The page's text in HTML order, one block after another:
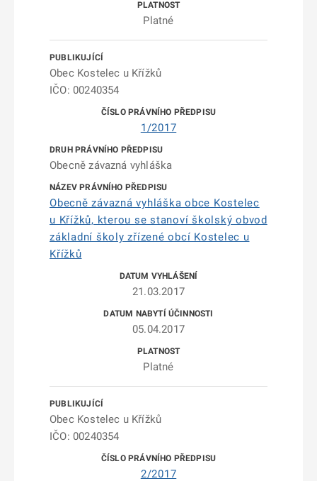
Platné
Obec Kostelec u Křížků
IČO: 00240354
1/2017
Obecně závazná vyhláška
Obecně závazná vyhláška obce Kostelec
u Křížků, kterou se stanoví školský obvod
základní školy zřízené obcí Kostelec u
Křížků
21.03.2017
05.04.2017
Platné
Obec Kostelec u Křížků
IČO: 00240354
2/2017